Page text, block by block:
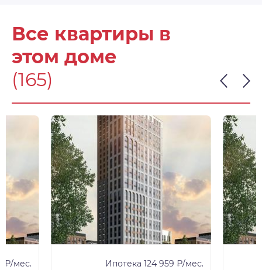
Все квартиры в
этом доме
(165)
₽/мес.
Ипотека 124 959 ₽/мес.